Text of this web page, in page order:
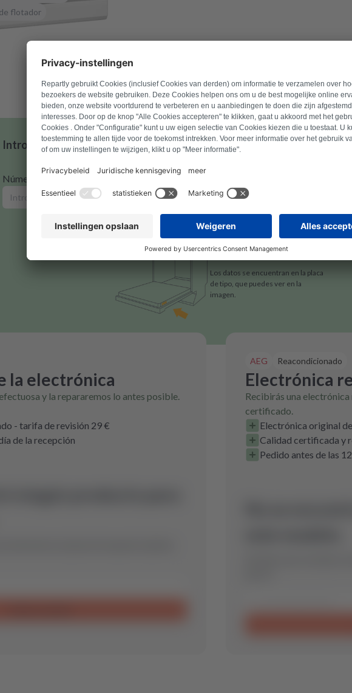
flotador
Introduce tu número de modelo para encontrar los productos
Número de modelo
Buscar producto
Los datos se encuentran en la placa
de tipo, que puedes ver en la
imagen.
la electrónica
y la repararemos lo antes posible.
- tarifa de revisión 29 €
de la recepción
AEG Reacondicionado
Electrónica
Recibirás una
certificado.
Electrónica original
Calidad certificada y
Pedido antes de las